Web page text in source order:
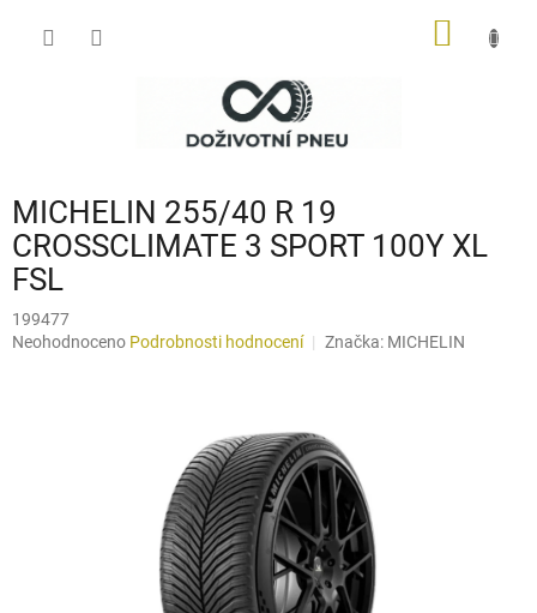
MICHELIN 255/40 R 19
CROSSCLIMATE 3 SPORT 100Y XL
FSL
199477
Průměrné
Neohodnoceno Podrobnosti hodnocení Značka: MICHELIN